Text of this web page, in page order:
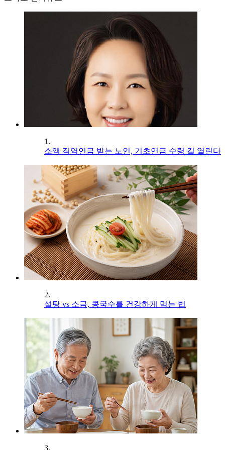
1.
소액 직역연금 받는 노인, 기초연금 수령 길 열린다
2.
설탕 vs 소금, 콩국수를 건강하게 먹는 법
3.